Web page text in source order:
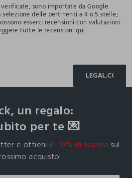
sono importate da Google
selezione delle pertinenti a 4 o 5 stelle;
esserci recensioni con valutazioni
tutte le recensioniqui
un regalo:
per te 💌
e ottieni il -10% di sconto sul
acquisto!